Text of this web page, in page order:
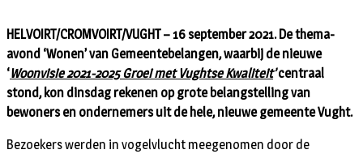
HELVOIRT/CROMVOIRT/VUGHT – 16 september 2021. De thema-
avond ‘Wonen’ van Gemeentebelangen, waarbij de nieuwe
‘Woonvisie 2021-2025 Groei met Vughtse Kwaliteit’centraal
stond, kon dinsdag rekenen op grote belangstelling van
bewoners en ondernemers uit de hele, nieuwe gemeente Vught.
Bezoekers werden in vogelvlucht meegenomen door de